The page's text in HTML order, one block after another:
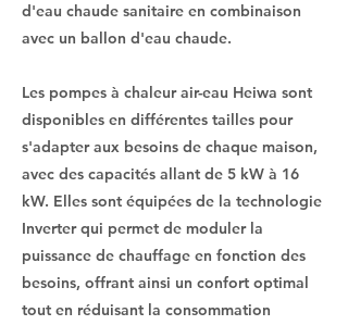
d'eau chaude sanitaire en combinaison
avec un ballon d'eau chaude.
Les pompes à chaleur air-eau Heiwa sont
disponibles en différentes tailles pour
s'adapter aux besoins de chaque maison,
avec des capacités allant de 5 kW à 16
kW. Elles sont équipées de la technologie
Inverter qui permet de moduler la
puissance de chauffage en fonction des
besoins, offrant ainsi un confort optimal
tout en réduisant la consommation